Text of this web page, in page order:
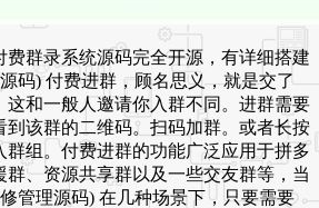
费群录系统源码完全开源，有详细搭建
码) 付费进群，顾名思义，就是交了
这和一般人邀请你入群不同。进群需要
到该群的二维码。扫码加群。或者长按
群组。付费进群的功能广泛应用于拼多
群、资源共享群以及一些交友群等，当
管理源码) 在几种场景下，只要需要